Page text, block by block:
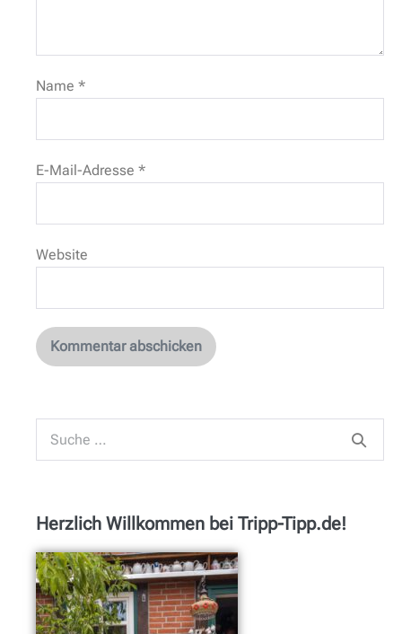
Name *
E-Mail-Adresse *
Website
Herzlich Willkommen bei Tripp-Tipp.de!